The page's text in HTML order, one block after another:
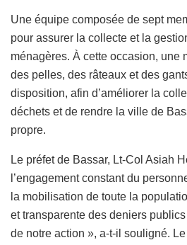
Une équipe composée de sept
pour assurer la collecte et la
ménagères. À cette occasion, une
des pelles, des râteaux et des
disposition, afin d’améliorer la
déchets et de rendre la ville de
propre.
Le préfet de Bassar, Lt-Col Asiah
l’engagement constant du
la mobilisation de toute la
et transparente des deniers
de notre action », a-t-il souligné.